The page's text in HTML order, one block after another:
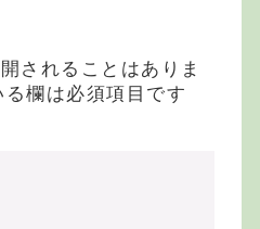
されることはありま
る欄は必須項目です